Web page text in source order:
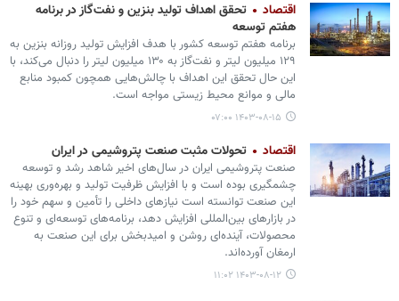
اقتصاد
تحقق اهداف تولید بنزین و نفت‌گاز در برنامه
هفتم توسعه
برنامه هفتم توسعه کشور با هدف افزایش تولید روزانه بنزین به
۱۲۹ میلیون لیتر و نفت‌گاز به ۱۳۰ میلیون لیتر را دنبال می‌کند، با
این حال تحقق این اهداف با چالش‌هایی همچون کمبود منابع
مالی و موانع محیط زیستی مواجه است.
۱۴۰۳-۰۸-۱۵ ۰۷:۰۰
اقتصاد تحولات مثبت صنعت پتروشیمی در ایران
صنعت پتروشیمی ایران در سال‌های اخیر شاهد رشد و توسعه
چشمگیری بوده است و با افزایش ظرفیت تولید و بهره‌وری بهینه
این صنعت توانسته است نیازهای داخلی را تأمین و سهم خود را
در بازارهای بین‌المللی افزایش دهد، برنامه‌های توسعه‌ای و تنوع
محصولات، آینده‌ای روشن و امیدبخش برای این صنعت به
ارمغان آورده‌اند.
۱۴۰۳-۰۸-۱۲ ۱۱:۰۲